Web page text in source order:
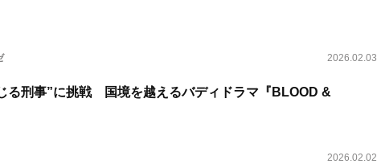
2026.02.03
る刑事”に挑戦 国境を越えるバディドラマ『BLOOD &
2026.02.02